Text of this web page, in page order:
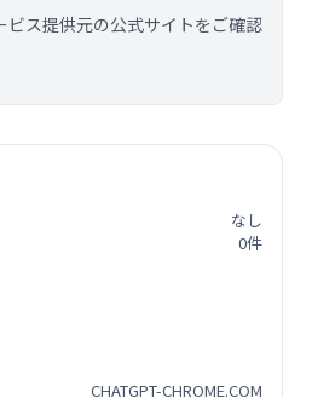
ビス提供元の公式サイトをご確認
なし
0件
CHATGPT-CHROME.COM